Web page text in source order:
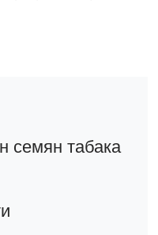
семян табака